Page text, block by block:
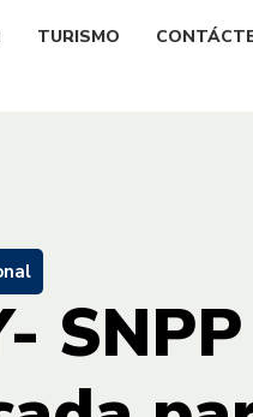
TURISMO